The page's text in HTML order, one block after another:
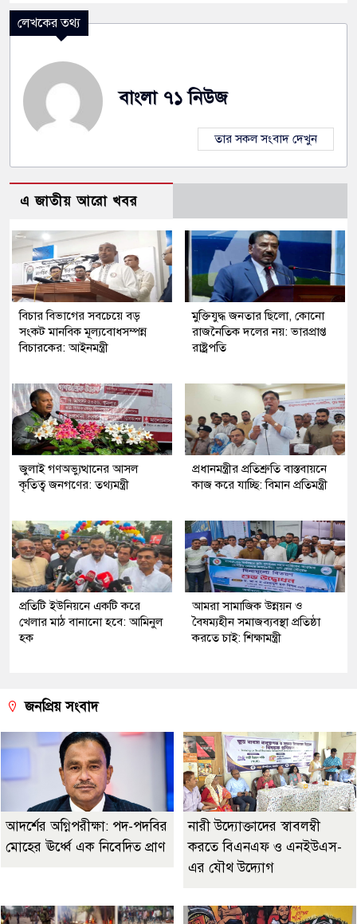
লেখকের তথ্য
বাংলা ৭১ নিউজ
তার সকল সংবাদ দেখুন
এ জাতীয় আরো খবর
বিচার বিভাগের সবচেয়ে বড়
সংকট মানবিক মূল্যবোধসম্পন্ন
বিচারকের: আইনমন্ত্রী
মুক্তিযুদ্ধ জনতার ছিলো, কোনো
রাজনৈতিক দলের নয়: ভারপ্রাপ্ত
রাষ্ট্রপতি
জুলাই গণঅভ্যুত্থানের আসল
কৃতিত্ব জনগণের: তথ্যমন্ত্রী
প্রধানমন্ত্রীর প্রতিশ্রুতি বাস্তবায়নে
কাজ করে যাচ্ছি: বিমান প্রতিমন্ত্রী
প্রতিটি ইউনিয়নে একটি করে
খেলার মাঠ বানানো হবে: আমিনুল
হক
আমরা সামাজিক উন্নয়ন ও
বৈষম্যহীন সমাজব্যবস্থা প্রতিষ্ঠা
করতে চাই: শিক্ষামন্ত্রী
জনপ্রিয় সংবাদ
আদর্শের অগ্নিপরীক্ষা: পদ-পদবির
মোহের ঊর্ধ্বে এক নিবেদিত প্রাণ
নারী উদ্যোক্তাদের স্বাবলম্বী
করতে বিএনএফ ও এনইউএস-
এর যৌথ উদ্যোগ